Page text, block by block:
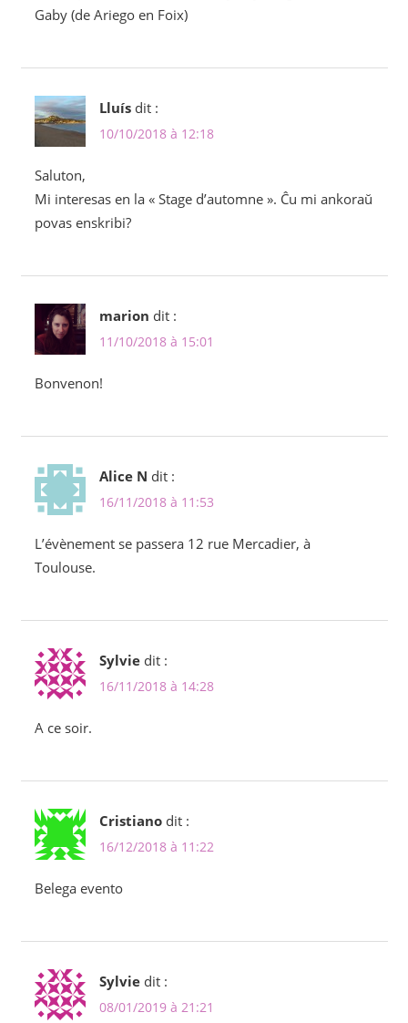
Gaby (de Ariego en Foix)
Lluís dit :
10/10/2018 à 12:18
Saluton,
Mi interesas en la « Stage d’automne ». Ĉu mi ankoraŭ
povas enskribi?
marion dit :
11/10/2018 à 15:01
Bonvenon!
Alice N dit :
16/11/2018 à 11:53
L’évènement se passera 12 rue Mercadier, à
Toulouse.
Sylvie dit :
16/11/2018 à 14:28
A ce soir.
Cristiano dit :
16/12/2018 à 11:22
Belega evento
Sylvie dit :
08/01/2019 à 21:21